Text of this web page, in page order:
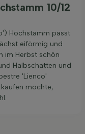
10/12
Hochstamm passt
eiförmig und
im Herbst schön
Halbschatten und
'Lienco'
möchte,